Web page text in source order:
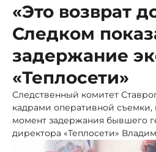
«Это возврат
Следком
задержание
«Теплосети»
Следственный комитет
кадрами оперативной съемки,
момент задержания бывшего
директора «Теплосети»